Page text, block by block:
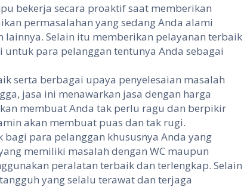
bekerja secara proaktif saat memberikan
permasalahan yang sedang Anda alami
Selain itu memberikan pelayanan terbaik
para pelanggan tentunya Anda sebagai
serta berbagai upaya penyelesaian masalah
jasa ini menawarkan jasa dengan harga
membuat Anda tak perlu ragu dan berpikir
akan membuat puas dan tak rugi.
para pelanggan khususnya Anda yang
memiliki masalah dengan WC maupun
peralatan terbaik dan terlengkap. Selain
yang selalu terawat dan terjaga